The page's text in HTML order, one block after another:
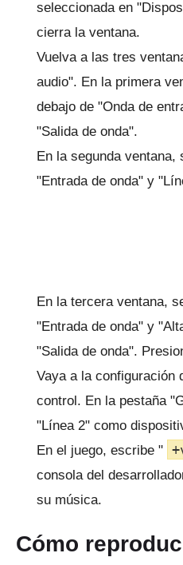
seleccionada en
cierra la ventana.
Vuelva a las tres
audio". En la primera
debajo de "Onda de
"Salida de onda".
En la segunda
"Entrada de onda" y
En la tercera ventana,
"Entrada de onda" y
"Salida de onda".
Vaya a la configuración
control. En la pestaña
"Línea 2" como
En el juego, escribe "
consola del
su música.
Cómo